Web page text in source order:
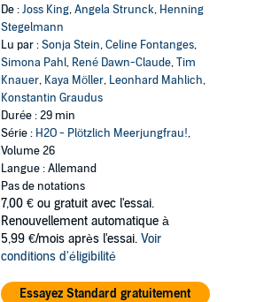
De :Joss King,Angela Strunck, Henning
Stegelmann
Lu par :Sonja Stein,Celine Fontanges,
Simona Pahl, René Dawn-Claude,Tim
Knauer, Kaya Möller, Leonhard Mahlich,
Konstantin Graudus
Durée : 29 min
Série : H2O - Plötzlich Meerjungfrau!,
Volume 26
Langue : Allemand
Pas de notations
7,00 € ou gratuit avec l'essai.
Renouvellement automatique à
5,99 €/mois après l'essai. Voir
conditions d'éligibilité
Essayez Standard gratuitement